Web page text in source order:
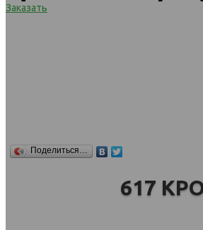
Заказать
Поделиться…
617